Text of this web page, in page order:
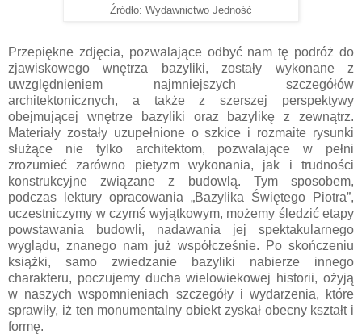
Źródło: Wydawnictwo Jedność
Przepiękne zdjęcia, pozwalające odbyć nam tę podróż do
zjawiskowego wnętrza bazyliki, zostały wykonane z
uwzględnieniem najmniejszych szczegółów
architektonicznych, a także z szerszej perspektywy
obejmującej wnętrze bazyliki oraz bazylikę z zewnątrz.
Materiały zostały uzupełnione o szkice i rozmaite rysunki
służące nie tylko architektom, pozwalające w pełni
zrozumieć zarówno pietyzm wykonania, jak i trudności
konstrukcyjne związane z budowlą. Tym sposobem,
podczas lektury opracowania „Bazylika Świętego Piotra”,
uczestniczymy w czymś wyjątkowym, możemy śledzić etapy
powstawania budowli, nadawania jej spektakularnego
wyglądu, znanego nam już współcześnie. Po skończeniu
książki, samo zwiedzanie bazyliki nabierze innego
charakteru, poczujemy ducha wielowiekowej historii, ożyją
w naszych wspomnieniach szczegóły i wydarzenia, które
sprawiły, iż ten monumentalny obiekt zyskał obecny kształt i
formę.